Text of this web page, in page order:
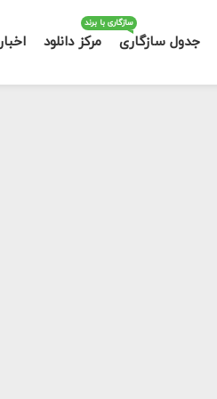
جدول سازگاری
سازگاری با برند
مرکز دانلود اخبار